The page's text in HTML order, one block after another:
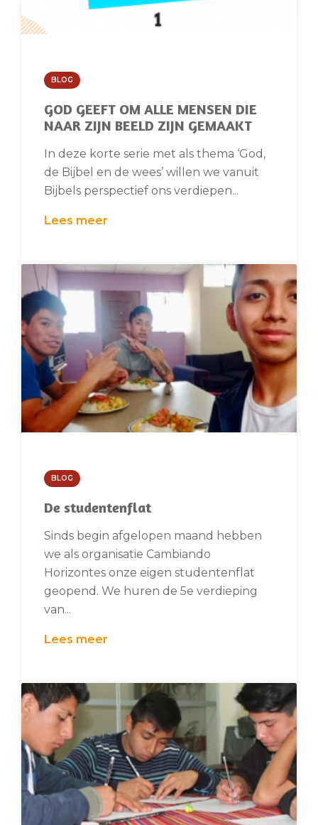
BLOG
GOD GEEFT OM ALLE MENSEN DIE
NAAR ZIJN BEELD ZIJN GEMAAKT
In deze korte serie met als thema ‘God,
de Bijbel en de wees’ willen we vanuit
Bijbels perspectief ons verdiepen...
Lees meer
BLOG
De studentenflat
Sinds begin afgelopen maand hebben
we als organisatie Cambiando
Horizontes onze eigen studentenflat
geopend. We huren de 5e verdieping
van...
Lees meer